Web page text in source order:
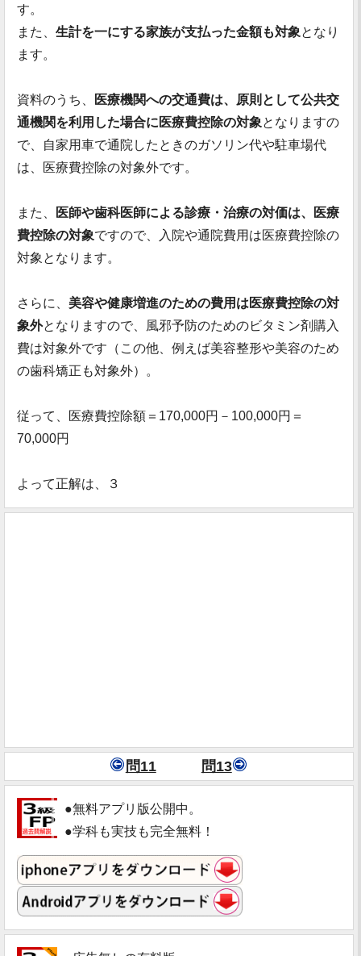
す。
また、 生計を一にする家族が支払った金額も対象となり
ます。
資料のうち、
医療機関への交通費は、原則として公共交
通機関を利用した場合に医療費控除の対象となりますの
で、自家用車で通院したときのガソリン代や駐車場代
は、医療費控除の対象外です。
また、
医師や歯科医師による診療・治療の対価は、医療
費控除の対象ですので、入院や通院費用は医療費控除の
対象となります。
さらに、 美容や健康増進のための費用は医療費控除の対
象外となりますので、風邪予防のためのビタミン剤購入
費は対象外です（この他、例えば美容整形や美容のため
の歯科矯正も対象外）。
従って、医療費控除額＝170,000円－100,000円＝
70,000円
よって正解は、３
問11 問13
●無料アプリ版公開中。
●学科も実技も完全無料！